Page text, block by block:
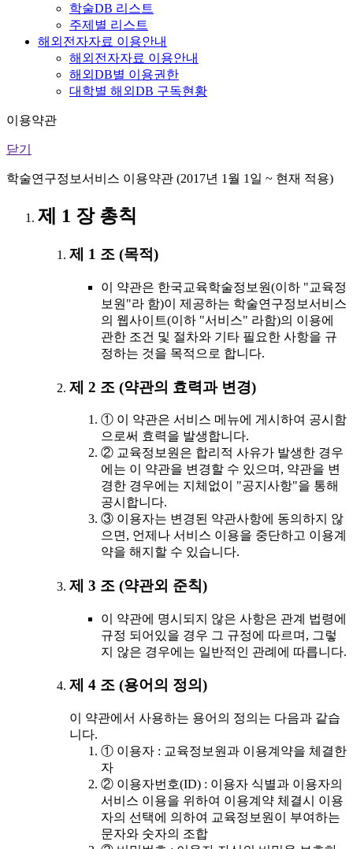
학술DB 리스트
주제별 리스트
해외전자자료 이용안내
해외전자자료 이용안내
해외DB별 이용권한
대학별 해외DB 구독현황
이용약관
닫기
학술연구정보서비스 이용약관 (2017년 1월 1일 ~ 현재 적용)
제 1 장 총칙
제 1 조 (목적)
이 약관은 한국교육학술정보원(이하 "교육정
보원"라 함)이 제공하는 학술연구정보서비스
의 웹사이트(이하 "서비스" 라함)의 이용에
관한 조건 및 절차와 기타 필요한 사항을 규
정하는 것을 목적으로 합니다.
제 2 조 (약관의 효력과 변경)
① 이 약관은 서비스 메뉴에 게시하여 공시함
으로써 효력을 발생합니다.
② 교육정보원은 합리적 사유가 발생한 경우
에는 이 약관을 변경할 수 있으며, 약관을 변
경한 경우에는 지체없이 "공지사항"을 통해
공시합니다.
③ 이용자는 변경된 약관사항에 동의하지 않
으면, 언제나 서비스 이용을 중단하고 이용계
약을 해지할 수 있습니다.
제 3 조 (약관외 준칙)
이 약관에 명시되지 않은 사항은 관계 법령에
규정 되어있을 경우 그 규정에 따르며, 그렇
지 않은 경우에는 일반적인 관례에 따릅니다.
제 4 조 (용어의 정의)
이 약관에서 사용하는 용어의 정의는 다음과 같습
니다.
① 이용자 : 교육정보원과 이용계약을 체결한
자
② 이용자번호(ID) : 이용자 식별과 이용자의
서비스 이용을 위하여 이용계약 체결시 이용
자의 선택에 의하여 교육정보원이 부여하는
문자와 숫자의 조합